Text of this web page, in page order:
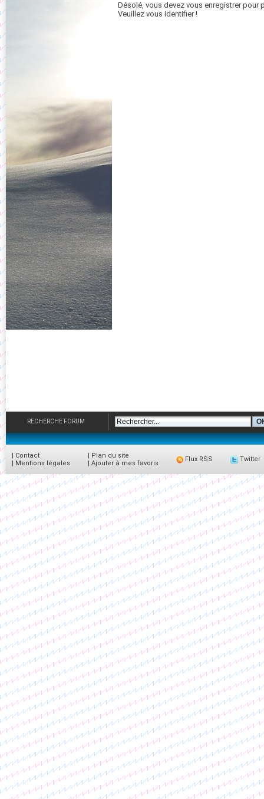
Désolé, vous devez vous enregistrer pour
Veuillez vous identifier !
RECHERCHE FORUM
| Contact
| Mentions légales
| Plan du site
| Ajouter à mes favoris
Flux RSS Twitter